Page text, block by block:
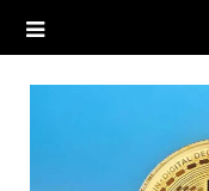
NDT
Blog về thị trường